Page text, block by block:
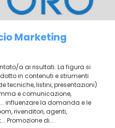
Marketing
a ai risultati. La figura si
in contenuti e strumenti
tecniche, listini, presentazioni)
e comunicazione,
influenzare la domanda e le
rivenditori, agenti,
Promozione di...